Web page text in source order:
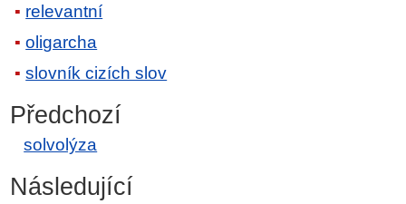
relevantní
oligarcha
slovník cizích slov
Předchozí
solvolýza
Následující